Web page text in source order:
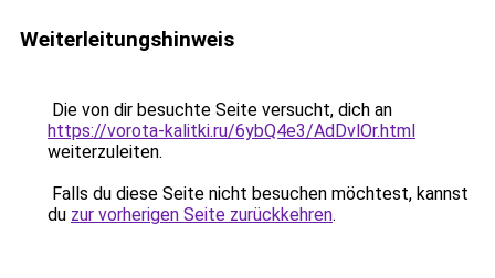
Weiterleitungshinweis
Die von dir besuchte Seite versucht, dich an
https://vorota-kalitki.ru/6ybQ4e3/AdDvlOr.html
weiterzuleiten.
Falls du diese Seite nicht besuchen möchtest, kannst
du zur vorherigen Seite zurückkehren.